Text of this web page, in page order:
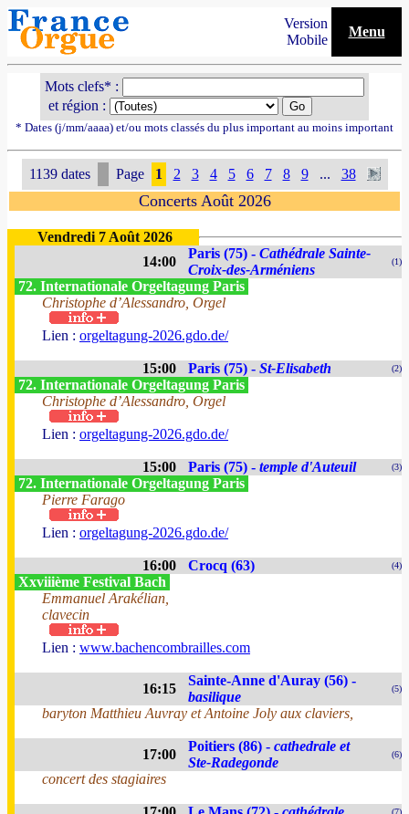
Version
Mobile
Menu
Mots clefs* :
et région :
* Dates (j/mm/aaaa) et/ou mots classés du plus important au moins important
1139 dates Page 1 2 3 4 5 6 7 8 9 ... 38
Concerts Août 2026
Vendredi 7 Août 2026
14:00
Paris (75) - Cathédrale Sainte-
Croix-des-Arméniens
(1)
72. Internationale Orgeltagung Paris
Christophe d’Alessandro, Orgel
Lien : orgeltagung-2026.gdo.de/
15:00 Paris (75) - St-Elisabeth (2)
72. Internationale Orgeltagung Paris
Christophe d’Alessandro, Orgel
Lien : orgeltagung-2026.gdo.de/
15:00 Paris (75) - temple d'Auteuil (3)
72. Internationale Orgeltagung Paris
Pierre Farago
Lien : orgeltagung-2026.gdo.de/
16:00 Crocq (63) (4)
Xxviiième Festival Bach
Emmanuel Arakélian,
clavecin
Lien : www.bachencombrailles.com
16:15
Sainte-Anne d'Auray (56) -
basilique
(5)
baryton Matthieu Auvray et Antoine Joly aux claviers,
17:00
Poitiers (86) - cathedrale et
Ste-Radegonde
(6)
concert des stagiaires
(7)